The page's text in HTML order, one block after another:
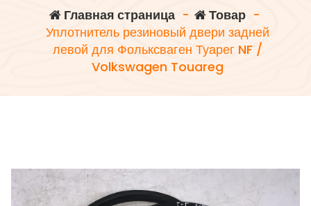
Главная страница- Товар-
Уплотнитель резиновый двери задней
левой для Фольксваген Туарег NF /
Volkswagen Touareg